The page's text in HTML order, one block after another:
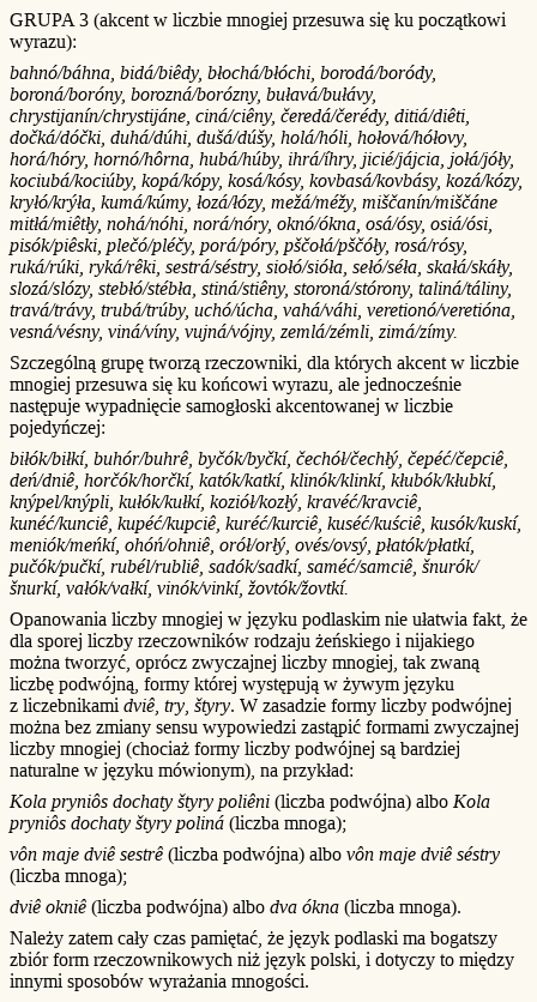
GRUPA 3 (akcent w liczbie mnogiej przesuwa się ku początkowi
wyrazu):
bahnó/báhna, bidá/biêdy, błochá/błóchi, borodá/boródy,
boroná/boróny, borozná/borózny, bułavá/bułávy,
chrystijanín/chrystijáne, ciná/ciêny, čeredá/čerédy, ditiá/diêti,
dočká/dóčki, duhá/dúhi, dušá/dúšy, holá/hóli, hołová/hółovy,
horá/hóry, hornó/hôrna, hubá/húby, ihrá/íhry, jicié/jájcia, jołá/jóły,
kociubá/kociúby, kopá/kópy, kosá/kósy, kovbasá/kovbásy, kozá/kózy,
kryłó/krýła, kumá/kúmy, łozá/łózy, mežá/méžy, miščanín/miščáne
mitłá/miêtły, nohá/nóhi, norá/nóry, oknó/ókna, osá/ósy, osiá/ósi,
pisók/piêski, plečó/pléčy, porá/póry, pščołá/pščóły, rosá/rósy,
ruká/rúki, ryká/rêki, sestrá/séstry, siołó/sióła, sełó/séła, skałá/skáły,
slozá/slózy, stebłó/stébła, stiná/stiêny, storoná/stórony, taliná/táliny,
travá/trávy, trubá/trúby, uchó/úcha, vahá/váhi, veretionó/veretióna,
vesná/vésny, viná/víny, vujná/vójny, zemlá/zémli, zimá/zímy.
Szczególną grupę tworzą rzeczowniki, dla których akcent w liczbie
mnogiej przesuwa się ku końcowi wyrazu, ale jednocześnie
następuje wypadnięcie samogłoski akcentowanej w liczbie
pojedyńczej:
biłók/biłkí, buhór/buhrê, byčók/byčkí, čechół/čechłý, čepéć/čepciê,
deń/dniê, horčók/horčkí, katók/katkí, klinók/klinkí, kłubók/kłubkí,
knýpel/knýpli, kułók/kułkí, koziół/kozłý, kravéć/kravciê,
kunéć/kunciê, kupéć/kupciê, kuréć/kurciê, kuséć/kuściê, kusók/kuskí,
meniók/meńkí, ohóń/ohniê, orół/orłý, ovés/ovsý, płatók/płatkí,
pučók/pučkí, rubél/rubliê, sadók/sadkí, saméć/samciê, šnurók/
šnurkí, vałók/vałkí, vinók/vinkí, žovtók/žovtkí.
Opanowania liczby mnogiej w języku podlaskim nie ułatwia fakt, że
dla sporej liczby rzeczowników rodzaju żeńskiego i nijakiego
można tworzyć, oprócz zwyczajnej liczby mnogiej, tak zwaną
liczbę podwójną, formy której występują w żywym języku
z liczebnikami dviê try štyry. W zasadzie formy liczby podwójnej
można bez zmiany sensu wypowiedzi zastąpić formami zwyczajnej
liczby mnogiej (chociaż formy liczby podwójnej są bardziej
naturalne w języku mówionym), na przykład:
Kola pryniôs dochaty štyry poliêni (liczba podwójna) albo Kola
pryniôs dochaty štyry poliná (liczba mnoga);
vôn maje dviê sestrê (liczba podwójna) albo vôn maje dviê séstry
(liczba mnoga);
dviê okniê (liczba podwójna) albo dva ókna (liczba mnoga).
Należy zatem cały czas pamiętać, że język podlaski ma bogatszy
zbiór form rzeczownikowych niż język polski, i dotyczy to między
innymi sposobów wyrażania mnogości.